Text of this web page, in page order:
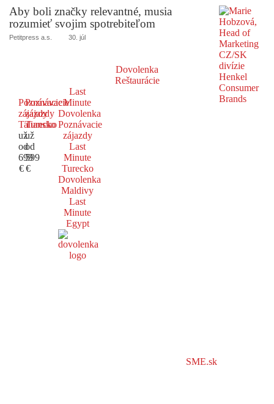
Aby boli značky relevantné, musia
rozumieť svojim spotrebiteľom
Petitpress a.s. 30. júl
Dovolenka
Reštaurácie
Poznávacie
zájazdy
Taliansko
už
od
699
€
Poznávacie
zájazdy
Turecko
už
od
599
€
Last
Minute
Dovolenka
Poznávacie
zájazdy
Last
Minute
Turecko
Dovolenka
Maldivy
Last
Minute
Egypt
SME.sk